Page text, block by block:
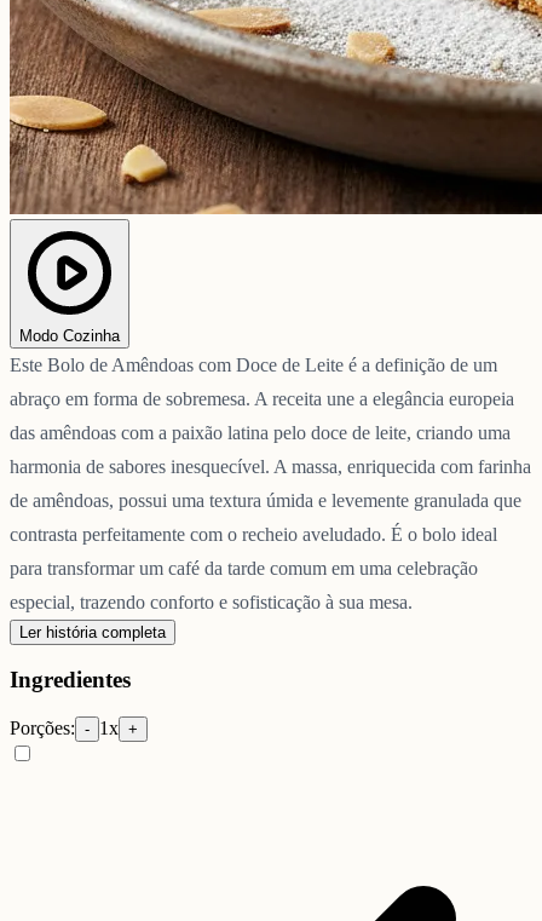
Modo Cozinha
Este Bolo de Amêndoas com Doce de Leite é a definição de um
abraço em forma de sobremesa. A receita une a elegância europeia
das amêndoas com a paixão latina pelo doce de leite, criando uma
harmonia de sabores inesquecível. A massa, enriquecida com farinha
de amêndoas, possui uma textura úmida e levemente granulada que
contrasta perfeitamente com o recheio aveludado. É o bolo ideal
para transformar um café da tarde comum em uma celebração
especial, trazendo conforto e sofisticação à sua mesa.
Ler história completa
Ingredientes
Porções: - 1x +